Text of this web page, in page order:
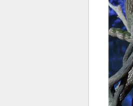
페이 트위
댓글